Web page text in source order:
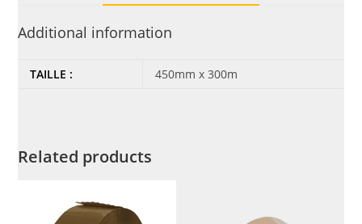
Additional information
TAILLE : 450mm x 300m
Related products